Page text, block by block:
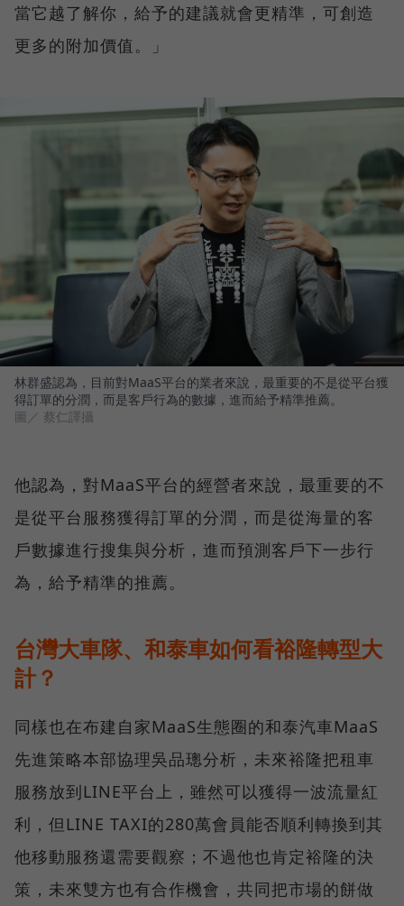
當它越了解你，給予的建議就會更精準，可創造
更多的附加價值。」
林群盛認為，目前對MaaS平台的業者來說，最重要的不是從平台獲
得訂單的分潤，而是客戶行為的數據，進而給予精準推薦。
圖／ 蔡仁譯攝
他認為，對MaaS平台的經營者來說，最重要的不
是從平台服務獲得訂單的分潤，而是從海量的客
戶數據進行搜集與分析，進而預測客戶下一步行
為，給予精準的推薦。
台灣大車隊、和泰車如何看裕隆轉型大
計？
同樣也在布建自家MaaS生態圈的和泰汽車MaaS
先進策略本部協理吳品璁分析，未來裕隆把租車
服務放到LINE平台上，雖然可以獲得一波流量紅
利，但LINE TAXI的280萬會員能否順利轉換到其
他移動服務還需要觀察；不過他也肯定裕隆的決
策，未來雙方也有合作機會，共同把市場的餅做